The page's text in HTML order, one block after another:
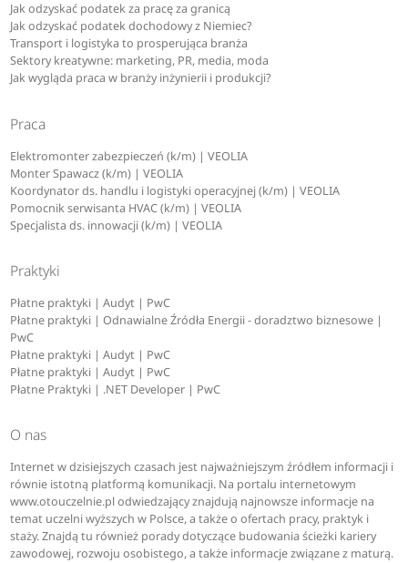
Jak odzyskać podatek za pracę za granicą
Jak odzyskać podatek dochodowy z Niemiec?
Transport i logistyka to prosperująca branża
Sektory kreatywne: marketing, PR, media, moda
Jak wygląda praca w branży inżynierii i produkcji?
Praca
Elektromonter zabezpieczeń (k/m) | VEOLIA
Monter Spawacz (k/m) | VEOLIA
Koordynator ds. handlu i logistyki operacyjnej (k/m) | VEOLIA
Pomocnik serwisanta HVAC (k/m) | VEOLIA
Specjalista ds. innowacji (k/m) | VEOLIA
Praktyki
Płatne praktyki | Audyt | PwC
Płatne praktyki | Odnawialne Źródła Energii - doradztwo biznesowe |
PwC
Płatne praktyki | Audyt | PwC
Płatne praktyki | Audyt | PwC
Płatne Praktyki | .NET Developer | PwC
O nas
Internet w dzisiejszych czasach jest najważniejszym źródłem informacji i
równie istotną platformą komunikacji. Na portalu internetowym
www.otouczelnie.pl odwiedzający znajdują najnowsze informacje na
temat uczelni wyższych w Polsce, a także o ofertach pracy, praktyk i
staży. Znajdą tu również porady dotyczące budowania ścieżki kariery
zawodowej, rozwoju osobistego, a także informacje związane z maturą.